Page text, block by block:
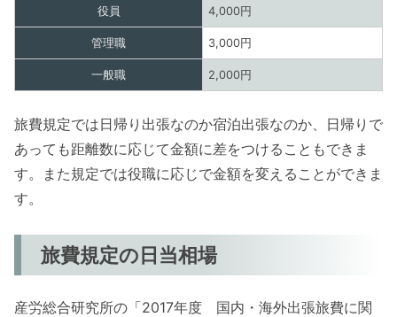
役員 4,000円
管理職 3,000円
一般職 2,000円
旅費規定では日帰り出張なのか宿泊出張なのか、日帰りで
あっても距離数に応じて金額に差をつけることもできま
す。また規定では役職に応じで金額を変えることができま
す。
旅費規定の日当相場
産労総合研究所の「2017年度 国内・海外出張旅費に関